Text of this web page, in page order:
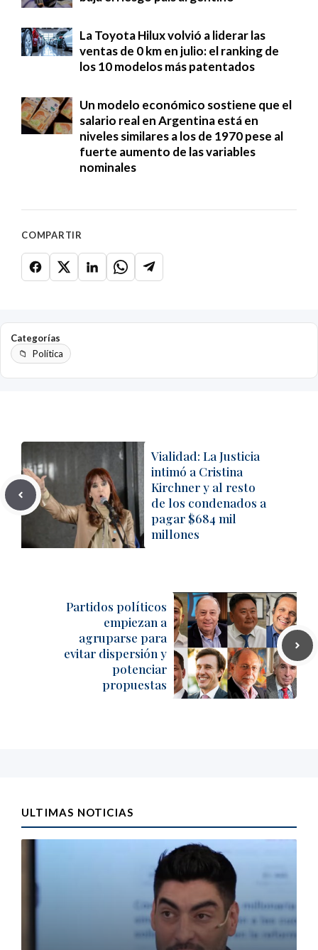
La Toyota Hilux volvió a liderar las
ventas de 0 km en julio: el ranking de
los 10 modelos más patentados
Un modelo económico sostiene que el
salario real en Argentina está en
niveles similares a los de 1970 pese al
fuerte aumento de las variables
nominales
COMPARTIR
Categorías
Política
Vialidad: La Justicia
intimó a Cristina
Kirchner y al resto
de los condenados a
pagar $684 mil
millones
Partidos políticos
empiezan a
agruparse para
evitar dispersión y
potenciar
propuestas
ULTIMAS NOTICIAS